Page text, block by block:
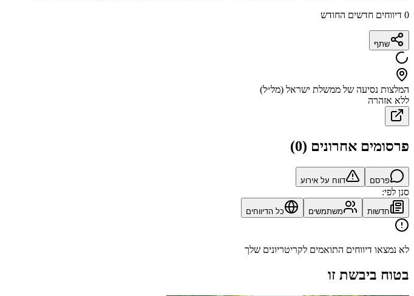
0 דיווחים חדשים החודש
שתף
המלצות נסיעה של ממשלת ישראל (מל״ל)
ללא אזהרה
פרסומים אחרונים (
0
)
פרסם דווח על אירוע
סנן לפי:
חדשות משתמשים כל הדיווחים
לא נמצאו דיווחים התואמים לקריטריונים שלך
בטוח ביבשת זו